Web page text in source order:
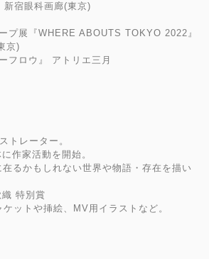
新宿眼科画廊(東京)
プ展『WHERE ABOUTS TOKYO 2022』
京)
フロウ』 アトリエ三月
トレーター。
作家活動を開始。
るかもしれない世界や物語・存在を描い
特別賞
ットや挿絵、MV用イラストなど。